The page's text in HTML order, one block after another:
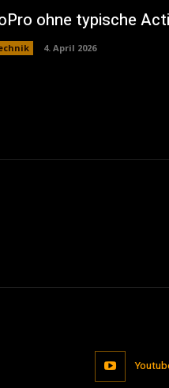
ohne typische
4. April 2026